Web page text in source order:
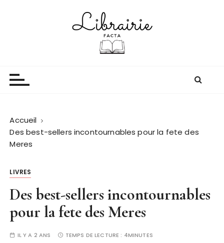
Accueil
Des best-sellers incontournables pour la fete des
Meres
LIVRES
Des best-sellers incontournables
pour la fete des Meres
IL Y A 2 ANS TEMPS DE LECTURE : 4MINUTES